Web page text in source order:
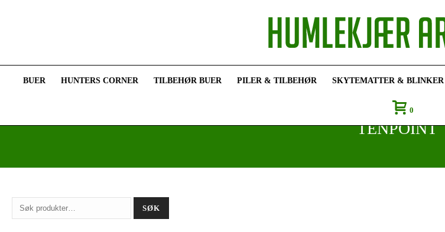
BUER HUNTERS CORNER TILBEHØR BUER PILER & TILBEHØR SKYTEMATTER & BLINKER
0
TENPOINT
Søk
etter:
SØK